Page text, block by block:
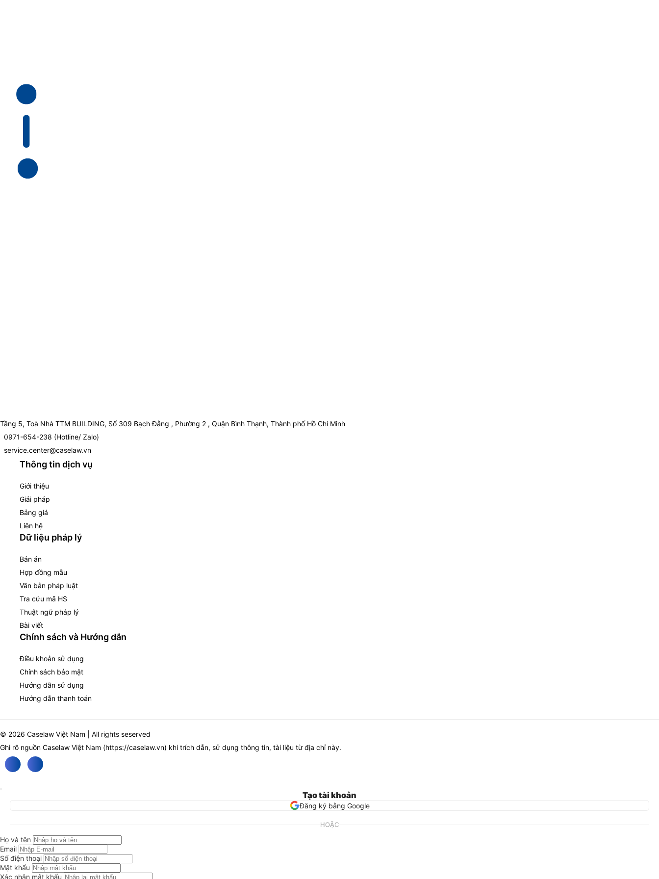
Tầng 5, Toà Nhà TTM BUILDING, Số 309 Bạch Đằng , Phường 2 , Quận Bình Thạnh, Thành phố Hồ Chí Minh
0971-654-238 (Hotline/ Zalo)
service.center@caselaw.vn
Thông tin dịch vụ
Giới thiệu
Giải pháp
Bảng giá
Liên hệ
Dữ liệu pháp lý
Bản án
Hợp đồng mẫu
Văn bản pháp luật
Tra cứu mã HS
Thuật ngữ pháp lý
Bài viết
Chính sách và Hướng dẫn
Điều khoản sử dụng
Chính sách bảo mật
Hướng dẫn sử dụng
Hướng dẫn thanh toán
© 2026 Caselaw Việt Nam | All rights seserved
Ghi rõ nguồn Caselaw Việt Nam (https://caselaw.vn) khi trích dẫn, sử dụng thông tin, tài liệu từ địa chỉ này.
Tạo tài khoản
Đăng ký bằng Google
HOẶC
Họ và tên
Email
Số điện thoại
Mật khẩu
Xác nhận mật khẩu